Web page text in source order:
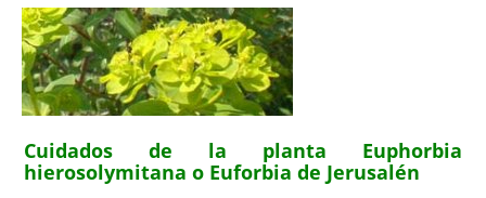
Consejos
Hemisferio Norte
Hemisferio Sur
Enfermedades
Animales
Cuidados de la planta Euphorbia
hierosolymitana o Euforbia de Jerusalén